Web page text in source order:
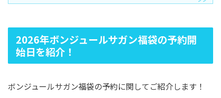
2026年ボンジュールサガン福袋の予約開
始日を紹介！
ボンジュールサガン福袋の予約に関してご紹介します！